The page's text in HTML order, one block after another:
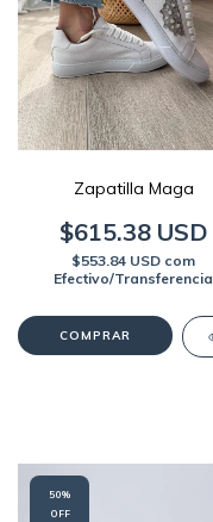
Zapatilla Maga
$615.38 USD
$553.84 USD com
Efectivo/Transferencia
COMPRAR
50%
OFF